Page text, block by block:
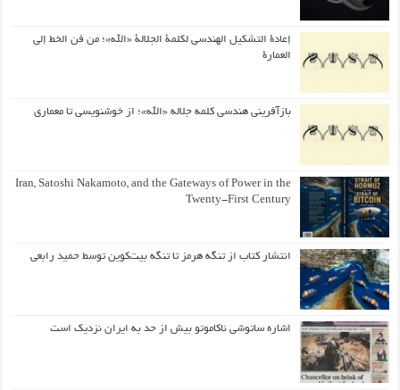
إعادة التشكيل الهندسي لكلمة الجلالة «الله»؛ من فن الخط إلى
العمارة
بازآفرینی هندسی کلمه جلاله «الله»؛ از خوشنویسی تا معماری
Iran, Satoshi Nakamoto, and the Gateways of Power in the
Twenty-First Century
انتشار کتاب از تنگه هرمز تا تنگه بیت‌کوین توسط حمید رابعی
اشاره ساتوشی ناکاموتو بیش از حد به ایران نزدیک است